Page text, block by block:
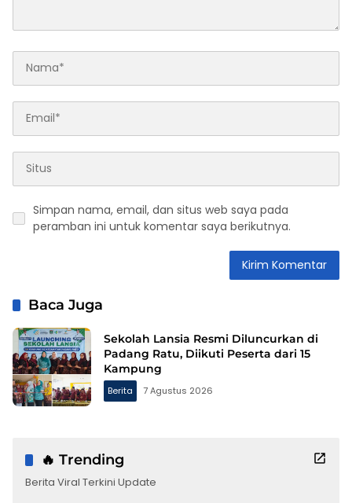
Simpan nama, email, dan situs web saya pada
peramban ini untuk komentar saya berikutnya.
Baca Juga
Sekolah Lansia Resmi Diluncurkan di
Padang Ratu, Diikuti Peserta dari 15
Kampung
Berita 7 Agustus 2026
🔥 Trending
Berita Viral Terkini Update